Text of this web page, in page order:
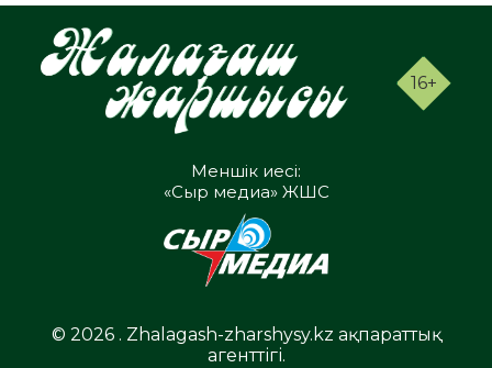
16+
Меншік иесі:
«Сыр медиа» ЖШС
© 2026 . Zhalagash-zharshysy.kz ақпараттық
агенттігі.